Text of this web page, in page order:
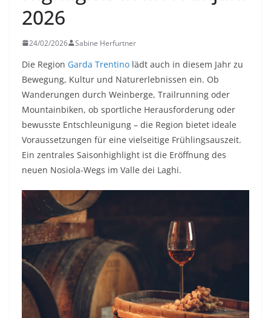
2026
24/02/2026 Sabine Herfurtner
Die Region Garda Trentino lädt auch in diesem Jahr zu
Bewegung, Kultur und Naturerlebnissen ein. Ob
Wanderungen durch Weinberge, Trailrunning oder
Mountainbiken, ob sportliche Herausforderung oder
bewusste Entschleunigung – die Region bietet ideale
Voraussetzungen für eine vielseitige Frühlingsauszeit.
Ein zentrales Saisonhighlight ist die Eröffnung des
neuen Nosiola-Wegs im Valle dei Laghi.